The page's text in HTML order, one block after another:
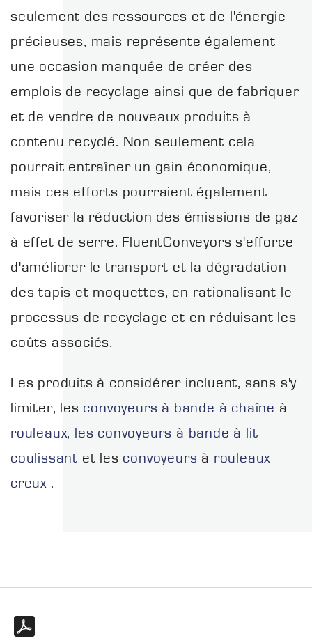
seulement des ressources et de l'énergie
précieuses, mais représente également
une occasion manquée de créer des
emplois de recyclage ainsi que de fabriquer
et de vendre de nouveaux produits à
contenu recyclé. Non seulement cela
pourrait entraîner un gain économique,
mais ces efforts pourraient également
favoriser la réduction des émissions de gaz
à effet de serre. FluentConveyors s'efforce
d'améliorer le transport et la dégradation
des tapis et moquettes, en rationalisant le
processus de recyclage et en réduisant les
coûts associés.
Les produits à considérer incluent, sans s'y
limiter, les convoyeurs à bande à chaîne à
rouleaux, les convoyeurs à bande à lit
coulissant et les convoyeurs à rouleaux
creux .